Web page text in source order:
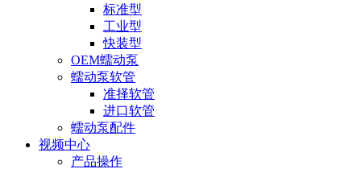
标准型
工业型
快装型
OEM蠕动泵
蠕动泵软管
准择软管
进口软管
蠕动泵配件
视频中心
产品操作